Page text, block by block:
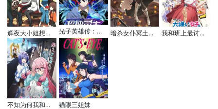
辉夜大小姐想让我告白～天才们的恋爱头脑战～ OVA 光子英雄传：超神灵主 动态漫 暗杀女仆冥土小姐。 我和班上最讨厌的女生结婚了。
不知为何我和尼特且宅的女忍者开始了同居生活 猫眼三姐妹